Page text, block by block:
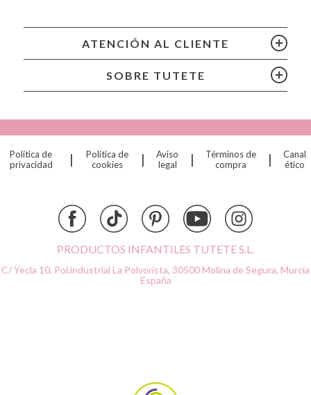
Cristina de Jos'h
Djeco
ATENCIÓN AL CLIENTE
SOBRE TUTETE
Política de
privacidad
|
Política de
cookies
|
Aviso
legal
|
Términos de
compra
|
Canal
ético
PRODUCTOS INFANTILES TUTETE S.L.
C/ Yecla 10, Pol.industrial La Polvorista, 30500 Molina de Segura, Murcia
España